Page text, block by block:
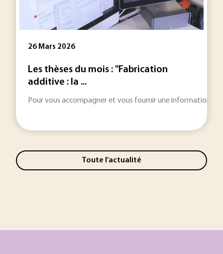
26 Mars 2026
Les thèses du mois : "Fabrication
additive : la ...
Pour vous accompagner et vous fournir une information
Toute l'actualité